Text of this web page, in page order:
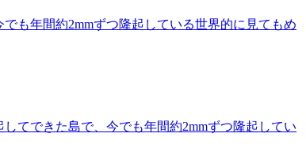
も年間約2mmずつ隆起している世界的に見てもめ
てできた島で、今でも年間約2mmずつ隆起してい